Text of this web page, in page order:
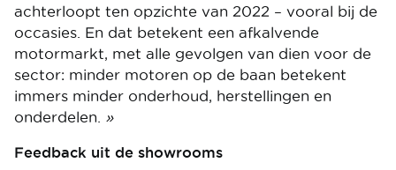
achterloopt ten opzichte van 2022 – vooral bij de
occasies. En dat betekent een afkalvende
motormarkt, met alle gevolgen van dien voor de
sector: minder motoren op de baan betekent
immers minder onderhoud, herstellingen en
onderdelen.
»
Feedback uit de showrooms